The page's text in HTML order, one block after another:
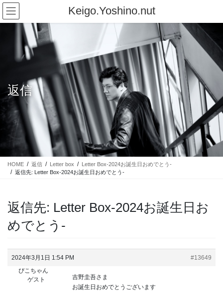
コ
ン
テ
ナ
ビ
ゲ
動
Keigo.Yoshino.nut
返信
HOME 返信 Letter box
Letter Box-2024お誕生日おめでとう-
返信先: Letter Box-2024お誕生日おめでとう-
返信先: Letter Box-2024お誕生日お
めでとう-
2024年3月1日 1:54 PM
#13649
ぴこちゃん
ゲスト
吉野圭吾さま
お誕生日おめでとうございます